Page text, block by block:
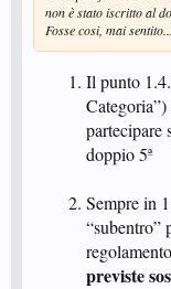
non è stato iscritto al
Fosse cosi, mai
Il punto
partecipare
doppio 5ª
Sempre in
“subentro”
previste